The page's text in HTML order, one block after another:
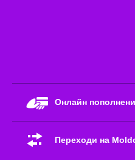
Онлайн
Переходи на